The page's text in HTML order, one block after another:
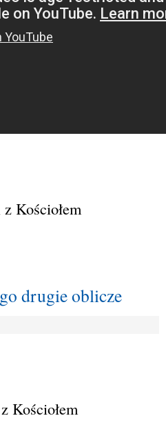
Kościołem
drugie oblicze
Kościołem